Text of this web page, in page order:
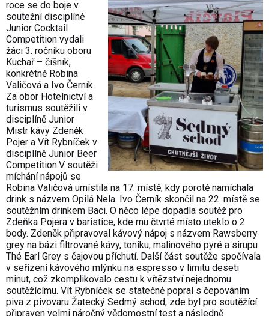
roce se do boje v
soutežní disciplíně
Junior Cocktail
Competition vydali
žáci 3. ročníku oboru
Kuchař – číšník,
konkrétně Robina
Valičová a Ivo Černík.
Za obor Hotelnictví a
turismus soutěžili v
disciplíně Junior
Mistr kávy Zdeněk
Pojer a Vít Rybníček v
disciplíně Junior Beer
Competition.V soutěži
míchání nápojů se
Robina Valičová umístila na 17. místě, kdy porotě namíchala
drink s názvem Opilá Nela. Ivo Černík skončil na 22. místě se
soutěžním drinkem Baci. O něco lépe dopadla soutěž pro
Zdeňka Pojera v baristice, kde mu čtvrté místo uteklo o 2
body. Zdeněk připravoval kávový nápoj s názvem Rawsberry
grey na bázi filtrované kávy, toniku, malinového pyré a sirupu
Thé Earl Grey s čajovou příchutí. Další část soutěže spočívala
v seřízení kávového mlýnku na espresso v limitu deseti
minut, což zkomplikovalo cestu k vítězství nejednomu
soutěžícímu. Vít Rybníček se statečně popral s čepováním
piva z pivovaru Žatecký Sedmý schod, zde byl pro soutěžící
připraven velmi náročný vědomostní test a následně